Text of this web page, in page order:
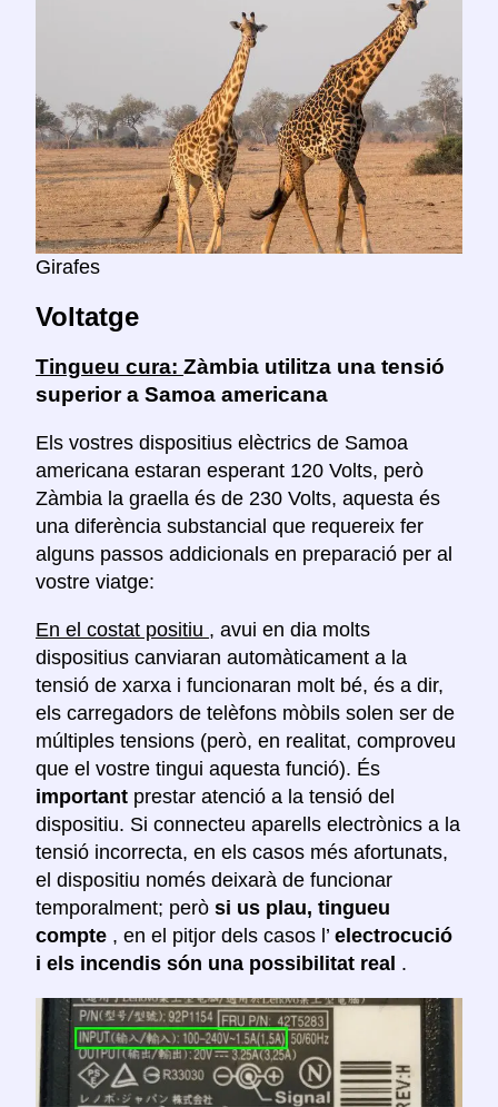
Girafes
Voltatge
Tingueu cura: Zàmbia utilitza una tensió
superior a Samoa americana
Els vostres dispositius elèctrics de Samoa
americana estaran esperant 120 Volts, però
Zàmbia la graella és de 230 Volts, aquesta és
una diferència substancial que requereix fer
alguns passos addicionals en preparació per al
vostre viatge:
En el costat positiu , avui en dia molts
dispositius canviaran automàticament a la
tensió de xarxa i funcionaran molt bé, és a dir,
els carregadors de telèfons mòbils solen ser de
múltiples tensions (però, en realitat, comproveu
que el vostre tingui aquesta funció). És
important prestar atenció a la tensió del
dispositiu. Si connecteu aparells electrònics a la
tensió incorrecta, en els casos més afortunats,
el dispositiu només deixarà de funcionar
temporalment; però si us plau, tingueu
compte , en el pitjor dels casos l’ electrocució
i els incendis són una possibilitat real .